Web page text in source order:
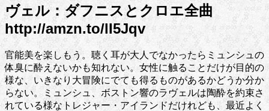
ヴェル：ダフニスとクロエ全曲
http://amzn.to/lI5Jqv
官能美を楽しもう。聴く耳が大人でなかったらミュンシュの
体臭に酔えないかも知れない。女性に触ることだけが目的の
様な、いきなり大冒険にでても得るものがあるかどうか分か
らない。ミュンシュ、ボストン響のラヴェルは陶酔を約束さ
れている様なトレジャー・アイランドだけれども、最近よく